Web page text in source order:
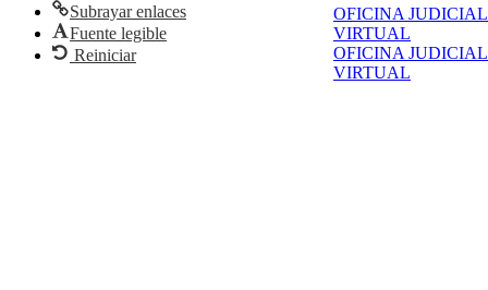
OFICINA JUDICIAL
VIRTUAL
OFICINA JUDICIAL
VIRTUAL
Subrayar enlaces
Fuente legible
Reiniciar